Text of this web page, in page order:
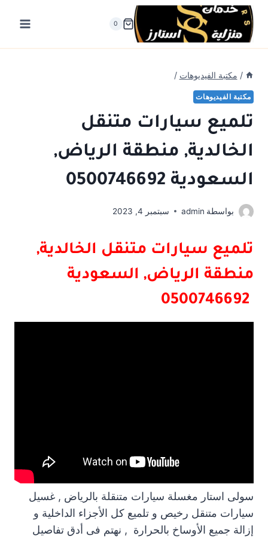
التجاوز
المحتوى
0
/ مكتبة الفيديوهات /
مكتبة الفيديوهات
تلميع سيارات متنقل
الخالدية, منطقة الرياض,
السعودية 0500746692
بواسطة admin سبتمبر 4, 2023
تلميع سيارات متنقل الخالدية,
منطقة الرياض, السعودية
سولى استار مغسلة سيارات متنقلة بالرياض , غسيل
سيارات متنقل رخيص و تلميع كل الأجزاء الداخلية و
إزالة جميع الأوساخ بالحرارة , نهتم فى أدق تفاصيل